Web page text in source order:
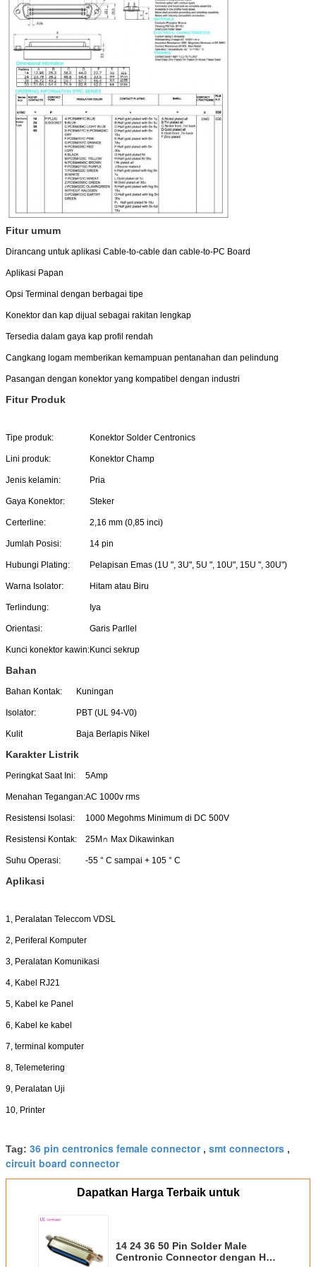
Fitur umum
Dirancang untuk aplikasi Cable-to-cable dan cable-to-PC Board
Aplikasi Papan
Opsi Terminal dengan berbagai tipe
Konektor dan kap dijual sebagai rakitan lengkap
Tersedia dalam gaya kap profil rendah
Cangkang logam memberikan kemampuan pentanahan dan pelindung
Pasangan dengan konektor yang kompatibel dengan industri
Fitur Produk
Tipe produk: Konektor Solder Centronics
Lini produk: Konektor Champ
Jenis kelamin: Pria
Gaya Konektor: Steker
Certerline: 2,16 mm (0,85 inci)
Jumlah Posisi: 14 pin
Hubungi Plating: Pelapisan Emas (1U ", 3U", 5U ", 10U", 15U ", 30U")
Warna Isolator: Hitam atau Biru
Terlindung: Iya
Orientasi: Garis Parllel
Kunci konektor kawin:Kunci sekrup
Bahan
Bahan Kontak: Kuningan
Isolator: PBT (UL 94-V0)
Kulit Baja Berlapis Nikel
Karakter Listrik
Peringkat Saat Ini: 5Amp
Menahan Tegangan:AC 1000v rms
Resistensi Isolasi: 1000 Megohms Minimum di DC 500V
Resistensi Kontak: 25M∩ Max Dikawinkan
Suhu Operasi: -55 ° C sampai + 105 ° C
Aplikasi
1, Peralatan Teleccom VDSL
2, Periferal Komputer
3, Peralatan Komunikasi
4, Kabel RJ21
5, Kabel ke Panel
6, Kabel ke kabel
7, terminal komputer
8, Telemetering
9, Peralatan Uji
10, Printer
Tag: 36 pin centronics female connector, smt connectors ,
circuit board connector
Dapatkan Harga Terbaik untuk
14 24 36 50 Pin Solder Male
Centronic Connector dengan Hex